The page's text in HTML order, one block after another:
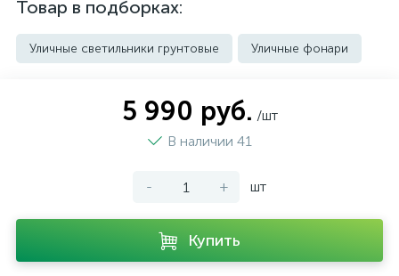
Товар в подборках:
Уличные светильники грунтовые Уличные фонари
5 990 руб. /шт
В наличии 41
- + шт
Купить